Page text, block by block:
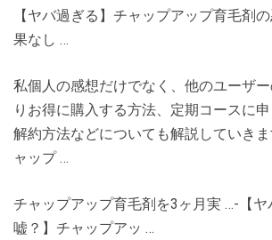
【ヤバ過ぎる】チャップアップ育毛剤
果なし …
私個人の感想だけでなく、他のユーザ
りお得に購入する方法、定期コースに
解約方法などについても解説していき
ャップ …
チャップアップ育毛剤を3ヶ月実 …-【ヤ
嘘？】チャップアッ …